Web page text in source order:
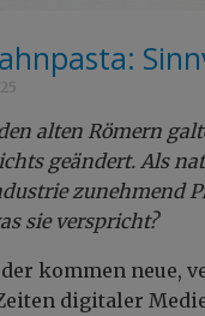
alten Römern
geändert. Als
zunehmend
sie verspricht?
kommen neue,
digitaler